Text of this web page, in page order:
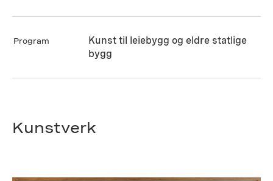
Program
Kunst til leiebygg og eldre statlige
bygg
Kunstverk